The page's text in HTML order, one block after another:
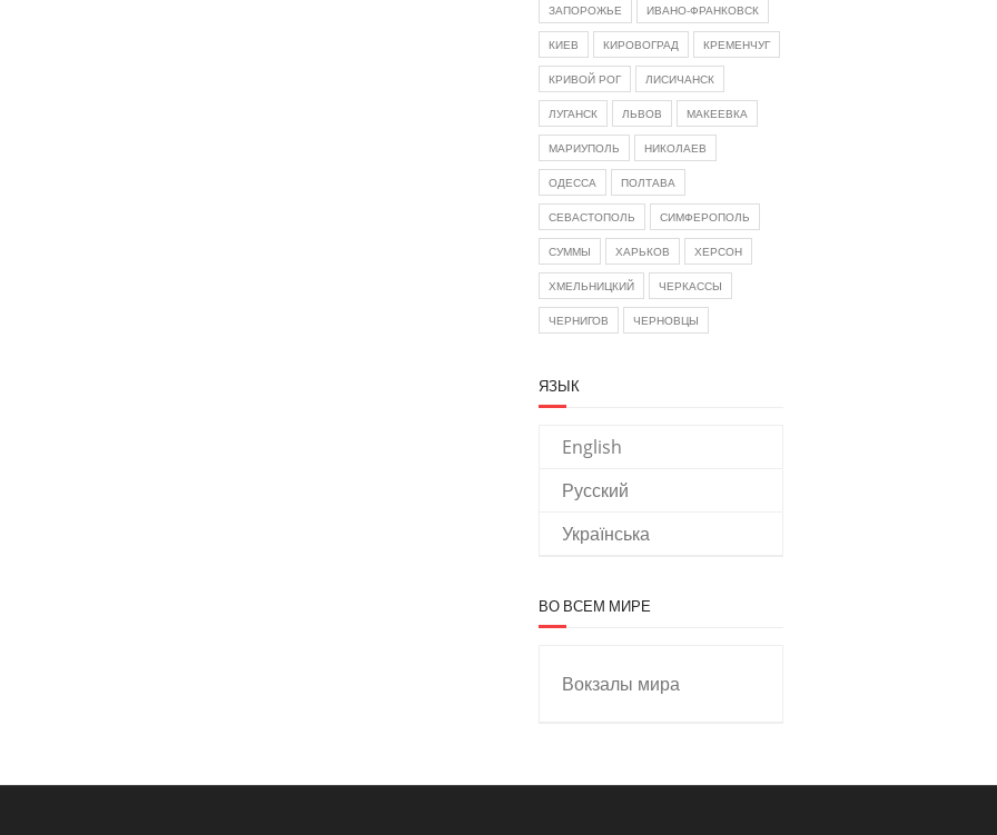
ЗАПОРОЖЬЕ ИВАНО-ФРАНКОВСК
КИЕВ КИРОВОГРАД КРЕМЕНЧУГ
КРИВОЙ РОГ ЛИСИЧАНСК
ЛУГАНСК ЛЬВОВ МАКЕЕВКА
МАРИУПОЛЬ НИКОЛАЕВ
ОДЕССА ПОЛТАВА
СЕВАСТОПОЛЬ СИМФЕРОПОЛЬ
СУММЫ ХАРЬКОВ ХЕРСОН
ХМЕЛЬНИЦКИЙ ЧЕРКАССЫ
ЧЕРНИГОВ ЧЕРНОВЦЫ
ЯЗЫК
English
Русский
Українська
ВО ВСЕМ МИРЕ
Вокзалы мира